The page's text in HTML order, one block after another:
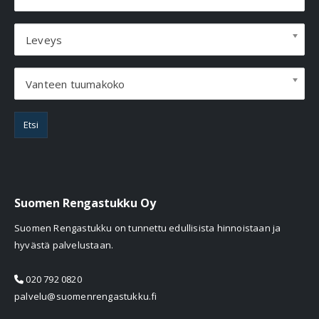
Leveys
Vanteen tuumakoko
Etsi
Suomen Rengastukku Oy
Suomen Rengastukku on tunnettu edullisista hinnoistaan ja
hyvästä palvelustaan.
020 792 0820
palvelu@suomenrengastukku.fi